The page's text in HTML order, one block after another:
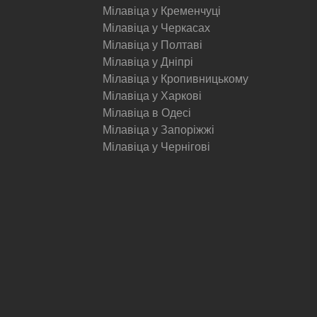
Мілавіца у Кременчуці
Мілавіца у Черкасах
Мілавіца у Полтаві
Мілавіца у Дніпрі
Мілавіца у Кропивницькому
Мілавіца у Харкові
Мілавіца в Одесі
Мілавіца у Запоріжжі
Мілавіца у Чернігові